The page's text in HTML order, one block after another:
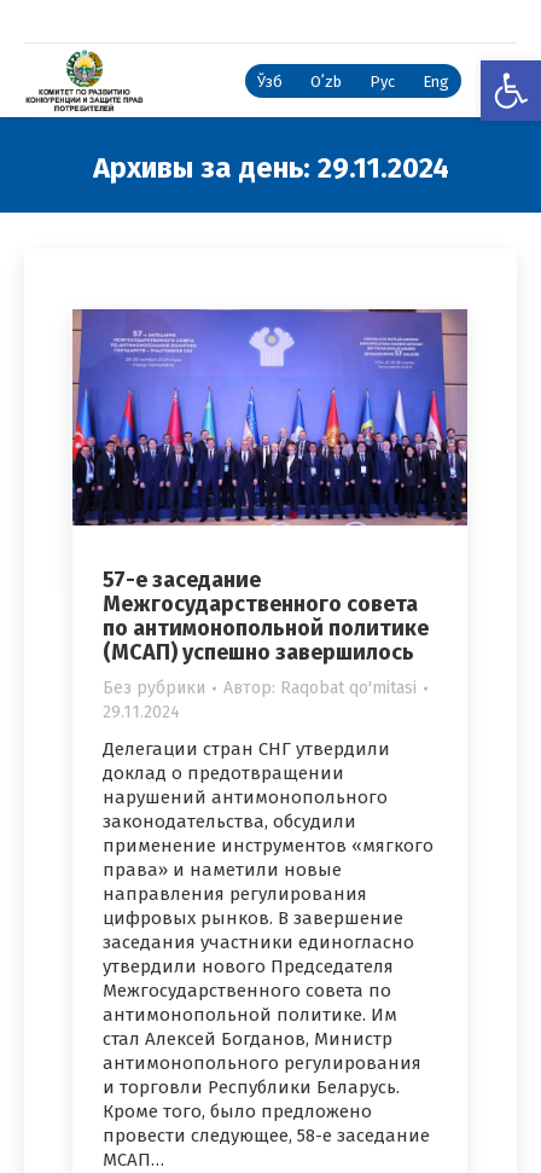
Ўзб Oʻzb Рус Eng
Архивы за день: 29.11.2024
57-е заседание
Межгосударственного совета
по антимонопольной политике
(МСАП) успешно завершилось
Без рубрики Автор: Raqobat qo'mitasi
29.11.2024
Делегации стран СНГ утвердили
доклад о предотвращении
нарушений антимонопольного
законодательства, обсудили
применение инструментов «мягкого
права» и наметили новые
направления регулирования
цифровых рынков. В завершение
заседания участники единогласно
утвердили нового Председателя
Межгосударственного совета по
антимонопольной политике. Им
стал Алексей Богданов, Министр
антимонопольного регулирования
и торговли Республики Беларусь.
Кроме того, было предложено
провести следующее, 58-е заседание
МСАП…